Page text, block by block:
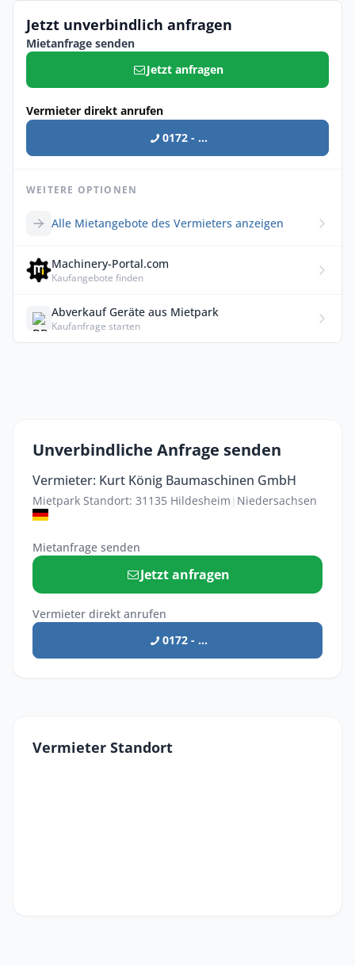
Jetzt unverbindlich anfragen
Mietanfrage senden
Jetzt anfragen
Vermieter direkt anrufen
0172 - ...
WEITERE OPTIONEN
Alle Mietangebote des Vermieters anzeigen
Machinery-Portal.com
Kaufangebote finden
Abverkauf Geräte aus Mietpark
Kaufanfrage starten
Unverbindliche Anfrage senden
Vermieter: Kurt König Baumaschinen GmbH
Mietpark Standort: 31135 Hildesheim | Niedersachsen
Mietanfrage senden
Jetzt anfragen
Vermieter direkt anrufen
0172 - ...
Vermieter Standort